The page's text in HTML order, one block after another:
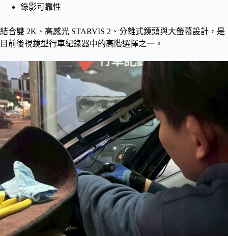
錄影可靠性
結合雙 2K、高感光 STARVIS 2、分離式鏡頭與大螢幕設計，是
目前後視鏡型行車紀錄器中的高階選擇之一。